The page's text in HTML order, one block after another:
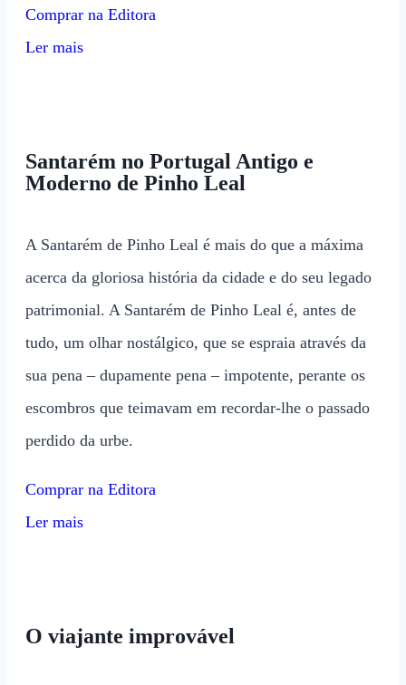
Comprar na Editora
Ler mais
Santarém no Portugal Antigo e
Moderno de Pinho Leal
A Santarém de Pinho Leal é mais do que a máxima
acerca da gloriosa história da cidade e do seu legado
patrimonial. A Santarém de Pinho Leal é, antes de
tudo, um olhar nostálgico, que se espraia através da
sua pena – dupamente pena – impotente, perante os
escombros que teimavam em recordar-lhe o passado
perdido da urbe.
Comprar na Editora
Ler mais
O viajante improvável